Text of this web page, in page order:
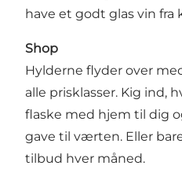
have et godt glas vin fra
Shop
Hylderne flyder over
alle prisklasser. Kig ind,
flaske med hjem til dig
gave til værten. Eller
tilbud hver måned.